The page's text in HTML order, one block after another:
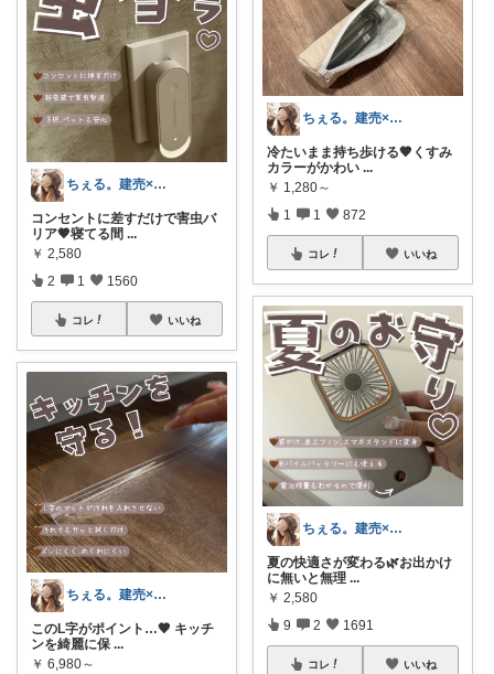
ちぇる。建売×暖色お家づくり
コンセントに差すだけで害虫バ
リア🤎寝てる間 ...
￥ 2,580
2 1 1560
コレ いいね
ちぇる。建売×暖色お家づくり
このL字がポイント…🤎 キッチ
ンを綺麗に保 ...
￥ 6,980～
ちぇる。建売×暖色お家づくり
冷たいまま持ち歩ける🤎くすみ
カラーがかわい ...
￥ 1,280～
1 1 872
コレ いいね
ちぇる。建売×暖色お家づくり
夏の快適さが変わる🌿‬お出かけ
に無いと無理 ...
￥ 2,580
9 2 1691
コレ いいね